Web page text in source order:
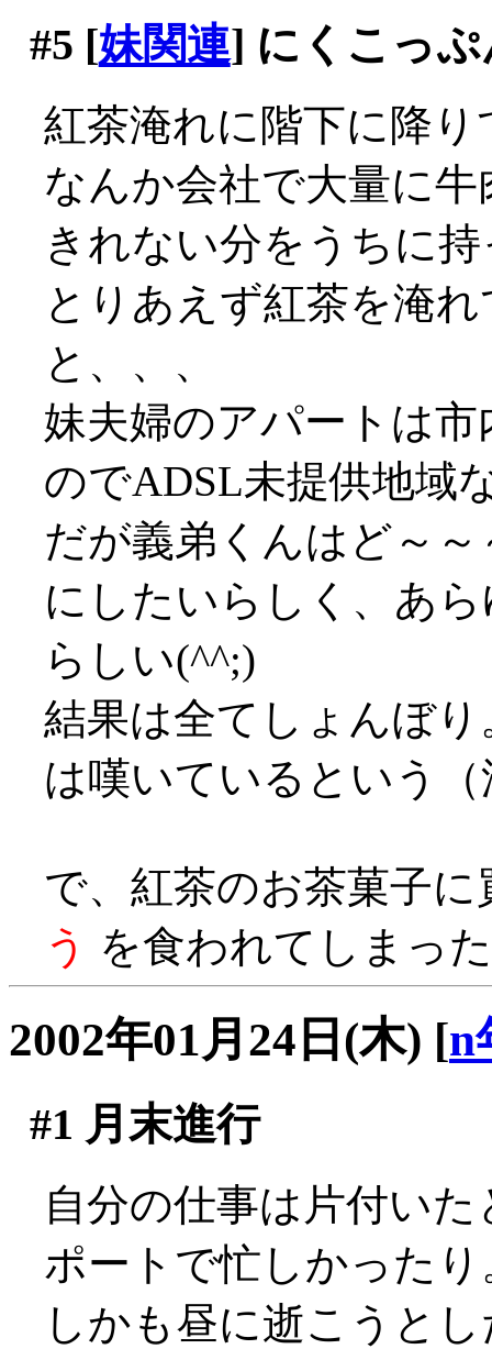
#5 [妹関連] にくこっ
紅茶淹れに階下に降
なんか会社で大量に
きれない分をうちに
とりあえず紅茶を淹
と、、、
妹夫婦のアパートは
のでADSL未提供地域
だが義弟くんはど～
にしたいらしく、あ
らしい(^^;)
結果は全てしょんぼ
は嘆いているという
で、紅茶のお茶菓子
う を食われてしまっ
2002年01月24日(木) [n
#1 月末進行
自分の仕事は片付い
ポートで忙しかったり
しかも昼に逝こうと